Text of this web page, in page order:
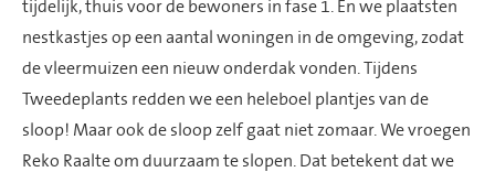
tijdelijk, thuis voor de bewoners in fase 1. En we plaatsten
nestkastjes op een aantal woningen in de omgeving, zodat
de vleermuizen een nieuw onderdak vonden. Tijdens
Tweedeplants redden we een heleboel plantjes van de
sloop! Maar ook de sloop zelf gaat niet zomaar. We vroegen
Reko Raalte om duurzaam te slopen. Dat betekent dat we